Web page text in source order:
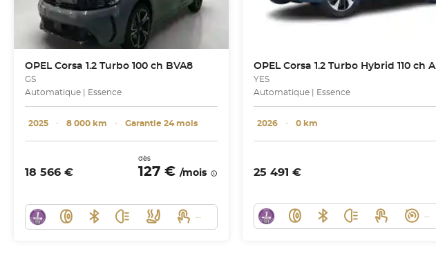
OPEL Corsa 1.2 Turbo 100 ch BVA8
GS
Automatique | Essence
2025 ･ 8 000 km ･ Garantie 24 mois
18 566 €
dès
127 € /mois
OPEL Corsa 1.2 Turbo Hybrid 110 ch Autom
YES
Automatique | Essence
2026 ･ 0 km
25 491 €